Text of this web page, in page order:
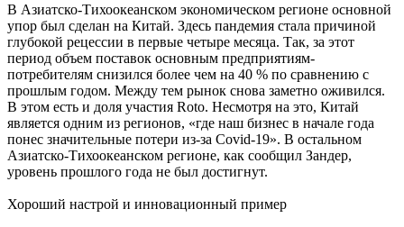
В Азиатско-Тихоокеанском экономическом регионе основной
упор был сделан на Китай. Здесь пандемия стала причиной
глубокой рецессии в первые четыре месяца. Так, за этот
период объем поставок основным предприятиям-
потребителям снизился более чем на 40 % по сравнению с
прошлым годом. Между тем рынок снова заметно оживился.
В этом есть и доля участия Roto. Несмотря на это, Китай
является одним из регионов, «где наш бизнес в начале года
понес значительные потери из-за Covid-19». В остальном
Азиатско-Тихоокеанском регионе, как сообщил Зандер,
уровень прошлого года не был достигнут.
Хороший настрой и инновационный пример